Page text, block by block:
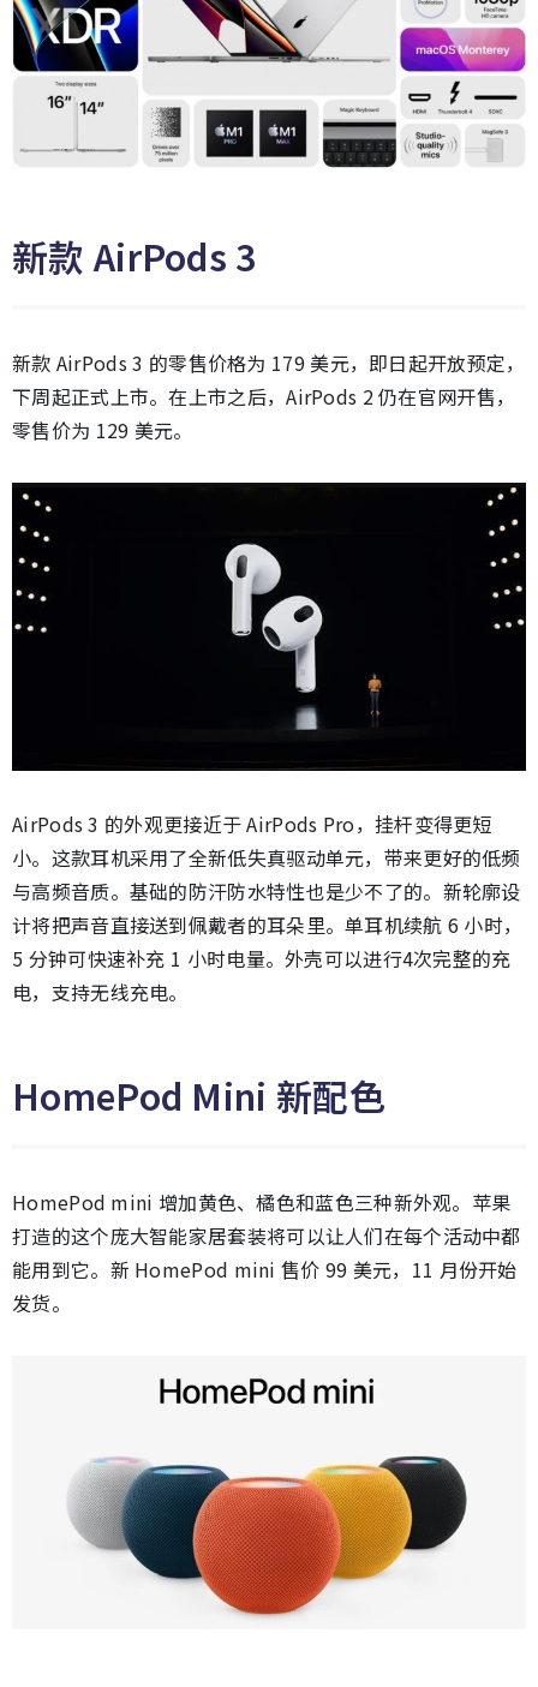
新款 AirPods 3
新款 AirPods 3 的零售价格为 179 美元，即日起开放预定，
下周起正式上市。在上市之后，AirPods 2 仍在官网开售，
零售价为 129 美元。
AirPods 3 的外观更接近于 AirPods Pro，挂杆变得更短
小。这款耳机采用了全新低失真驱动单元，带来更好的低频
与高频音质。基础的防汗防水特性也是少不了的。新轮廓设
计将把声音直接送到佩戴者的耳朵里。单耳机续航 6 小时，
5 分钟可快速补充 1 小时电量。外壳可以进行4次完整的充
电，支持无线充电。
HomePod Mini 新配色
HomePod mini 增加黄色、橘色和蓝色三种新外观。苹果
打造的这个庞大智能家居套装将可以让人们在每个活动中都
能用到它。新 HomePod mini 售价 99 美元，11 月份开始
发货。